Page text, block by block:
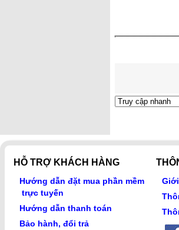
HỖ TRỢ KHÁCH HÀNG
Hướng dẫn đặt mua phần mềm
trực tuyến
Hướng dẫn thanh toán
Bảo hành, đổi trả